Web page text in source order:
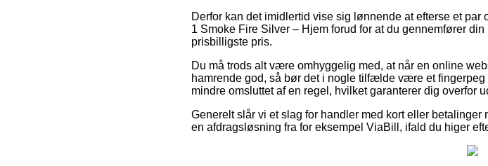
Derfor kan det imidlertid vise sig lønnende at efterse et
1 Smoke Fire Silver – Hjem forud for at du gennemfører
prisbilligste pris.
Du må trods alt være omhyggelig med, at når en online
hamrende god, så bør det i nogle tilfælde være et
mindre omsluttet af en regel, hvilket garanterer dig overfor
Generelt slår vi et slag for handler med kort eller
en afdragsløsning fra for eksempel ViaBill, ifald du higer